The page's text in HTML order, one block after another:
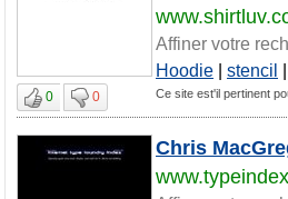
Affiner votre
Hoodie | stencil
0 0 Ce site est'il pertinent
Chris